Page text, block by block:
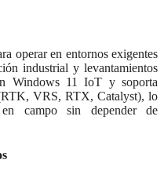
operar en entornos exigentes
industrial y levantamientos
Windows 11 IoT y soporta
VRS, RTX, Catalyst), lo
campo sin depender de